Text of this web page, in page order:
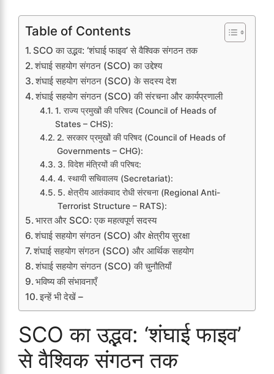
Table of Contents
SCO का उद्भव: ‘शंघाई फाइव’ से वैश्विक संगठन तक
शंघाई सहयोग संगठन (SCO) का उद्देश्य
शंघाई सहयोग संगठन (SCO) के सदस्य देश
शंघाई सहयोग संगठन (SCO) की संरचना और कार्यप्रणाली
1. राज्य प्रमुखों की परिषद (Council of Heads of
States – CHS):
2. सरकार प्रमुखों की परिषद (Council of Heads of
Governments – CHG):
3. विदेश मंत्रियों की परिषद:
4. स्थायी सचिवालय (Secretariat):
5. क्षेत्रीय आतंकवाद रोधी संरचना (Regional Anti-
Terrorist Structure – RATS):
भारत और SCO: एक महत्वपूर्ण सदस्य
शंघाई सहयोग संगठन (SCO) और क्षेत्रीय सुरक्षा
शंघाई सहयोग संगठन (SCO) और आर्थिक सहयोग
शंघाई सहयोग संगठन (SCO) की चुनौतियाँ
भविष्य की संभावनाएँ
इन्हें भी देखें –
SCO का उद्भव: ‘शंघाई फाइव’
से वैश्विक संगठन तक